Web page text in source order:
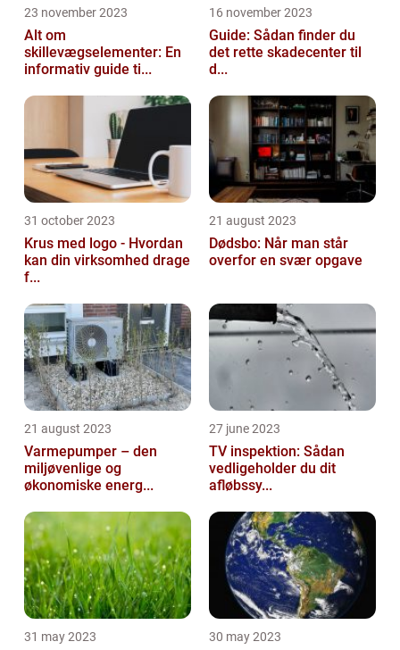
23 november 2023
Alt om
skillevægselementer: En
informativ guide ti...
16 november 2023
Guide: Sådan finder du
det rette skadecenter til
d...
31 october 2023
Krus med logo - Hvordan
kan din virksomhed drage
f...
21 august 2023
Dødsbo: Når man står
overfor en svær opgave
21 august 2023
Varmepumper – den
miljøvenlige og
økonomiske energ...
27 june 2023
TV inspektion: Sådan
vedligeholder du dit
afløbssy...
31 may 2023 30 may 2023